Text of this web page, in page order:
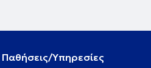
Παθήσεις/Υπηρεσίες